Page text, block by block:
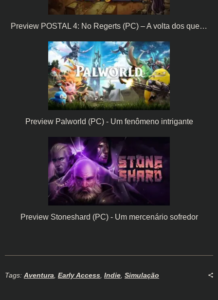
Preview POSTAL 4: No Regerts (PC) – A volta dos que…
Preview Palworld (PC) - Um fenômeno intrigante
Preview Stoneshard (PC) - Um mercenário sofredor
Tags: Aventura, Early Access, Indie, Simulação